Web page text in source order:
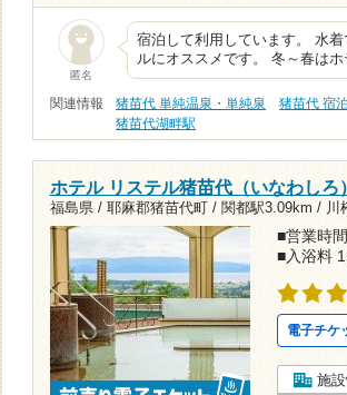
匿名
宿泊して利用しています。 水
ルにオススメです。 冬～春は
関連情報 猪苗代 単純温泉・単純泉 猪苗代 宿泊
猪苗代湖畔駅
ホテル リステル猪苗代（いなわしろ）
福島県 / 耶麻郡猪苗代町 / 関都駅3.09km / 川
■営業時
■入浴料
電子チケ
施